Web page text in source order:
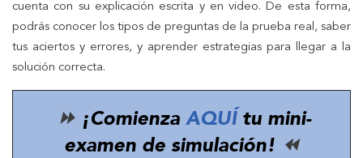
cuenta con su explicación escrita y en video. De esta forma,
podrás conocer los tipos de preguntas de la prueba real, saber
tus aciertos y errores, y aprender estrategias para llegar a la
solución correcta.
⏩ ¡Comienza AQUÍ tu mini-
examen de simulación! ⏪